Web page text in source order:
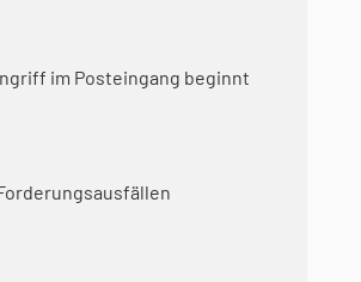
im Posteingang beginnt